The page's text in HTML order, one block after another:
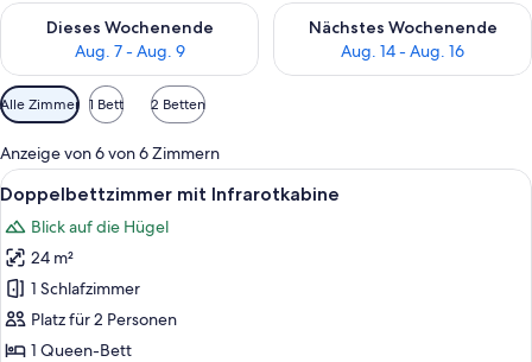
Dieses Wochenende
Aug. 7 - Aug. 9
Überprüfe die Verfügbarkeit für dieses Wochenende, Aug. 7
Nächstes Wochenende
Aug. 14 - Aug. 16
Überprüfe die Verfügbarkeit
Verfügbare
Filter
für
Zimmer
Alle Zimmer 1 Bett 2 Betten
Anzeige von 6 von 6 Zimmern
Alle
Fotos
für
Doppelbettzimmer
mit
Infrarotkabine
anzeigen
Ein modernes Schlafzimmer mit
7
Doppelbettzimmer mit Infrarotkabine
Blick auf die Hügel
24 m²
1 Schlafzimmer
Platz für 2 Personen
1 Queen-Bett